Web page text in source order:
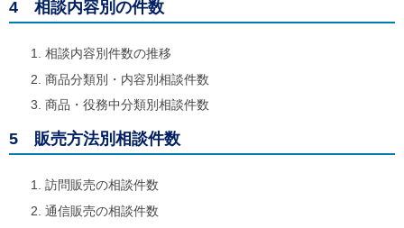
4 相談内容別の件数
相談内容別件数の推移
商品分類別・内容別相談件数
商品・役務中分類別相談件数
5 販売方法別相談件数
訪問販売の相談件数
通信販売の相談件数